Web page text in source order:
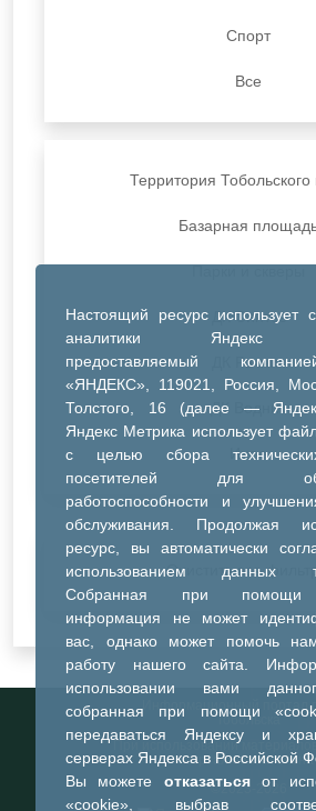
Настоящий ресурс использует
аналитики Яндекс
предоставляемый
«ЯНДЕКС», 119021, Россия,
Толстого, 16 (далее —
Яндекс Метрика использует
с целью сбора
посетителей для
работоспособности и
обслуживания. Продолжая
ресурс, вы автоматически
использованием данных
Собранная при помощи
информация не может
вас, однако может помочь
работу нашего сайта.
использовании вами
собранная при помощи
передаваться Яндексу и
серверах Яндекса в Российской
Вы можете отказатьсяот
«cookie», выбрав
Спорт
Все
Территория Тобольского
Базарная
ДК Синтез
ДК Речник
ДК Водник
Иное
Очистить все
Информационный портал
Тобольска
При использовании материалов
портал обязательна
©2023-2026